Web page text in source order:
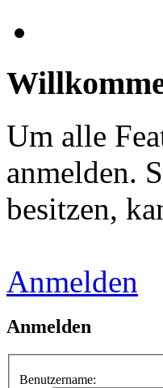
Um alle
anmelden.
besitzen,
Anmelden
Anmelden
Benutzername: